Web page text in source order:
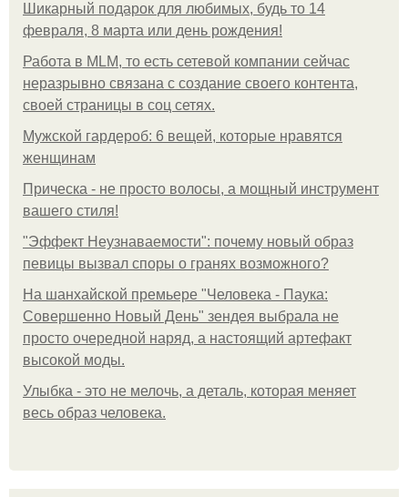
Шикарный подарок для любимых, будь то 14
февраля, 8 марта или день рождения!
Работа в MLM, то есть сетевой компании сейчас
неразрывно связана с создание своего контента,
своей страницы в соц сетях.
Мужской гардероб: 6 вещей, которые нравятся
женщинам
Прическа - не просто волосы, а мощный инструмент
вашего стиля!
"Эффект Неузнаваемости": почему новый образ
певицы вызвал споры о гранях возможного?
На шанхайской премьере "Человека - Паука:
Совершенно Новый День" зендея выбрала не
просто очередной наряд, а настоящий артефакт
высокой моды.
Улыбка - это не мелочь, а деталь, которая меняет
весь образ человека.